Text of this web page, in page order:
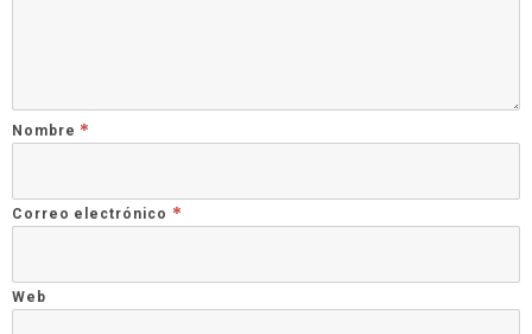
Nombre *
Correo electrónico *
Web